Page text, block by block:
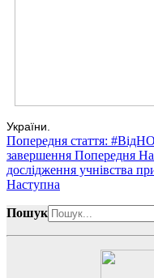
України.
Попередня стаття:
завершення Попередня
дослідження учнівства
Наступна
Пошук